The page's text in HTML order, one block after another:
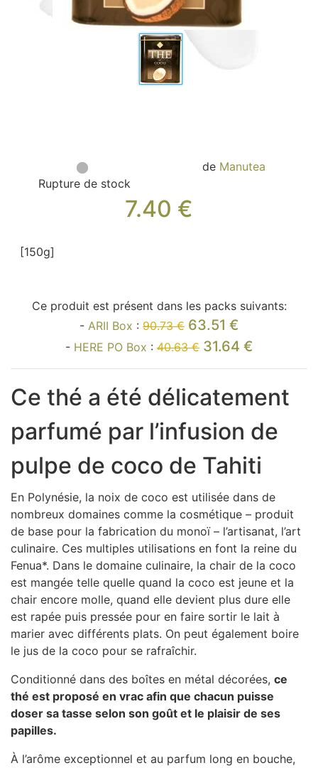
Sacs, Bijoux et Accessoires (33)
Retour et remboursement
Nous contacter
Rupture de stock
de Manutea
7.40 €
[150g]
Ce produit est présent dans les packs suivants:
- ARII Box : 90.73 € 63.51 €
- HERE PO Box : 40.63 € 31.64 €
Ce thé a été délicatement
parfumé par l’infusion de
pulpe de coco de Tahiti
En Polynésie, la noix de coco est utilisée dans de
nombreux domaines comme la cosmétique – produit
de base pour la fabrication du monoï – l’artisanat, l’art
culinaire. Ces multiples utilisations en font la reine du
Fenua*. Dans le domaine culinaire, la chair de la coco
est mangée telle quelle quand la coco est jeune et la
chair encore molle, quand elle devient plus dure elle
est rapée puis pressée pour en faire sortir le lait à
marier avec différents plats. On peut également boire
le jus de la coco pour se rafraîchir.
Conditionné dans des boîtes en métal décorées, ce
thé est proposé en vrac afin que chacun puisse
doser sa tasse selon son goût et le plaisir de ses
papilles.
À l’arôme exceptionnel et au parfum long en bouche,